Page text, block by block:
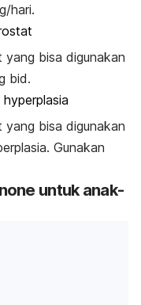
hari.
bisa digunakan
bid.
bisa digunakan
Gunakan
untuk anak-